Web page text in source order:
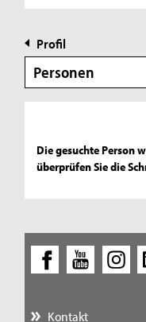
Profil
Personen
Die gesuchte Person
überprüfen Sie die
Kontakt